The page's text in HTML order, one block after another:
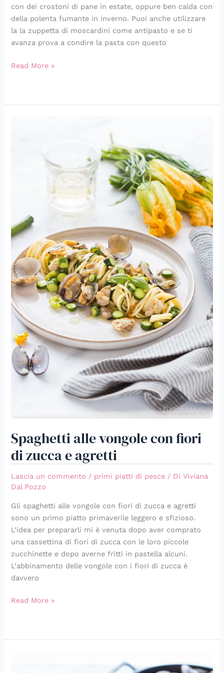
con dei crostoni di pane in estate, oppure ben calda con
della polenta fumante in inverno. Puoi anche utilizzare
la la zuppetta di moscardini come antipasto e se ti
avanza prova a condire la pasta con questo
Read More »
Spaghetti alle vongole con fiori
di zucca e agretti
Lascia un commento / primi piatti di pesce / DiViviana
Dal Pozzo
Gli spaghetti alle vongole con fiori di zucca e agretti
sono un primo piatto primaverile leggero e sfizioso.
L’idea per prepararli mi è venuta dopo aver comprato
una cassettina di fiori di zucca con le loro piccole
zucchinette e dopo averne fritti in pastella alcuni.
L’abbinamento delle vongole con i fiori di zucca è
davvero
agretti
Read More »